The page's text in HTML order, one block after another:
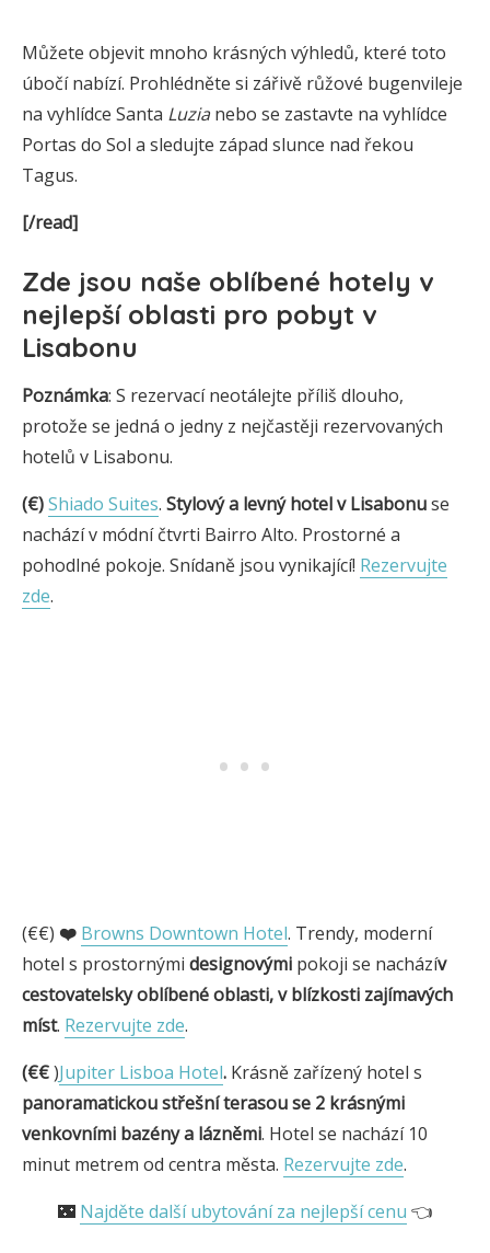
Můžete objevit mnoho krásných výhledů, které toto
úbočí nabízí. Prohlédněte si zářivě růžové bugenvileje
na vyhlídce Santa Luzianebo se zastavte na vyhlídce
Portas do Sol a sledujte západ slunce nad řekou
Tagus.
[/read]
Zde jsou naše oblíbené hotely v
nejlepší oblasti pro pobyt v
Lisabonu
Poznámka: S rezervací neotálejte příliš dlouho,
protože se jedná o jedny z nejčastěji rezervovaných
hotelů v Lisabonu.
(€)Shiado Suites. Stylový a levný hotel v Lisabonuse
nachází v módní čtvrti Bairro Alto. Prostorné a
pohodlné pokoje. Snídaně jsou vynikající! Rezervujte
zde.
(€€) ❤️ Browns Downtown Hotel. Trendy, moderní
hotel s prostornými designovými pokoji se nacházív
cestovatelsky oblíbené oblasti, v blízkosti zajímavých
míst. Rezervujte zde.
(€€)Jupiter Lisboa Hotel. Krásně zařízený hotel s
panoramatickou střešní terasou se 2 krásnými
venkovními bazény a lázněmi. Hotel se nachází 10
minut metrem od centra města. Rezervujte zde.
🌃 Najděte další ubytování za nejlepší cenu 👈